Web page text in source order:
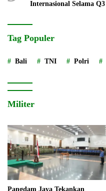
Internasional Selama
Tag Populer
Bali TNI Polri
Militer
Pangdam Jaya Tekankan